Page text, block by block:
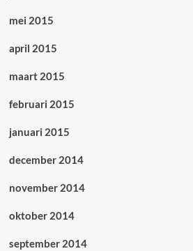
mei 2015
april 2015
maart 2015
februari 2015
januari 2015
december 2014
november 2014
oktober 2014
september 2014